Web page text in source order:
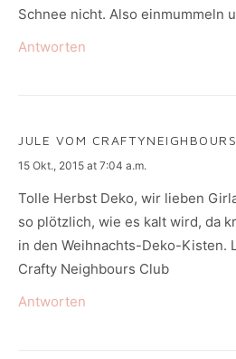
Schnee nicht. Also einmummeln
Antworten
JULE VOM
says:
15 Okt., 2015 at 7:04 a.m.
Tolle Herbst Deko, wir lieben
so plötzlich, wie es kalt wird, da
in den Weihnachts-Deko-Kisten.
Crafty Neighbours Club
Antworten